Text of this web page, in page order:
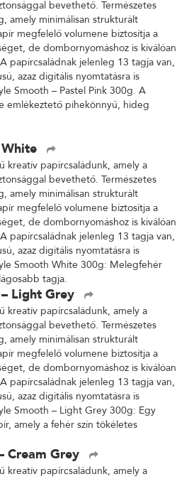
bevethető. Természetes
amely minimálisan strukturált
megfelelő volumene biztosítja a
de dombornyomáshoz is kiválóan
papírcsaládnak jelenleg 13 tagja van,
azaz digitális nyomtatásra is
Smooth – Pastel Pink 300g. A
emlékeztető pihekönnyű, hideg
kreatív papírcsaládunk, amely a
bevethető. Természetes
amely minimálisan strukturált
megfelelő volumene biztosítja a
de dombornyomáshoz is kiválóan
papírcsaládnak jelenleg 13 tagja van,
azaz digitális nyomtatásra is
Smooth White 300g: Melegfehér
tagja.
Light Grey
kreatív papírcsaládunk, amely a
bevethető. Természetes
amely minimálisan strukturált
megfelelő volumene biztosítja a
de dombornyomáshoz is kiválóan
papírcsaládnak jelenleg 13 tagja van,
azaz digitális nyomtatásra is
Smooth – Light Grey 300g: Egy
amely a fehér szín tökéletes
Cream Grey
kreatív papírcsaládunk, amely a